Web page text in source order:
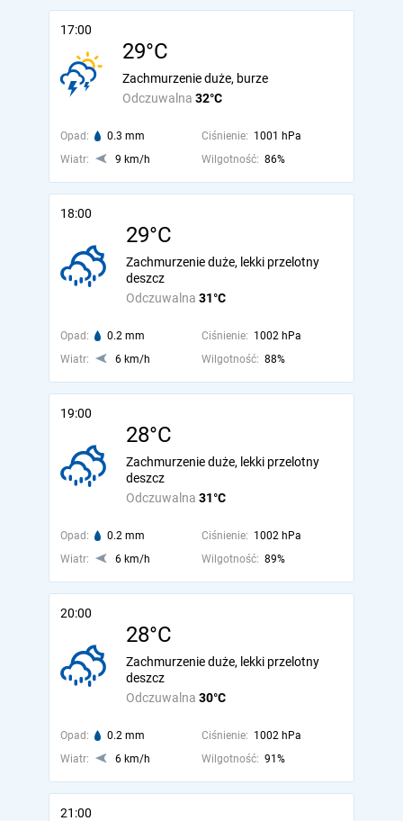
17:00
29°C
Odczuwalna 32°C
Zachmurzenie duże, burze
Opad: 0.3 mm Ciśnienie: 1001 hPa
Wiatr:
9 km/h Wilgotność: 86%
18:00
29°C
Odczuwalna 31°C
Zachmurzenie duże, lekki przelotny
deszcz
Opad: 0.2 mm Ciśnienie: 1002 hPa
Wiatr:
6 km/h Wilgotność: 88%
19:00
28°C
Odczuwalna 31°C
Zachmurzenie duże, lekki przelotny
deszcz
Opad: 0.2 mm Ciśnienie: 1002 hPa
Wiatr:
6 km/h Wilgotność: 89%
20:00
28°C
Odczuwalna 30°C
Zachmurzenie duże, lekki przelotny
deszcz
Opad: 0.2 mm Ciśnienie: 1002 hPa
Wiatr:
6 km/h Wilgotność: 91%
21:00